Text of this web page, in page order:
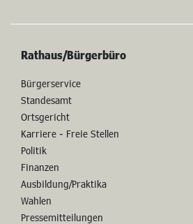
Rathaus/Bürgerbüro
Bürgerservice
Standesamt
Ortsgericht
Karriere - Freie Stellen
Politik
Finanzen
Ausbildung/Praktika
Wahlen
Pressemitteilungen